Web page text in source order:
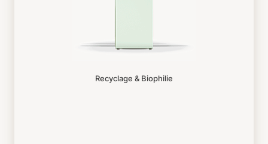
Recyclage & Biophilie